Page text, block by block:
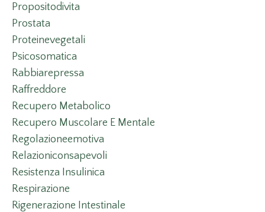
Propositodivita
Prostata
Proteinevegetali
Psicosomatica
Rabbiarepressa
Raffreddore
Recupero Metabolico
Recupero Muscolare E Mentale
Regolazioneemotiva
Relazioniconsapevoli
Resistenza Insulinica
Respirazione
Rigenerazione Intestinale